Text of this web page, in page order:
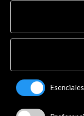
Facebook
Youtube
TikTok
Esenciales